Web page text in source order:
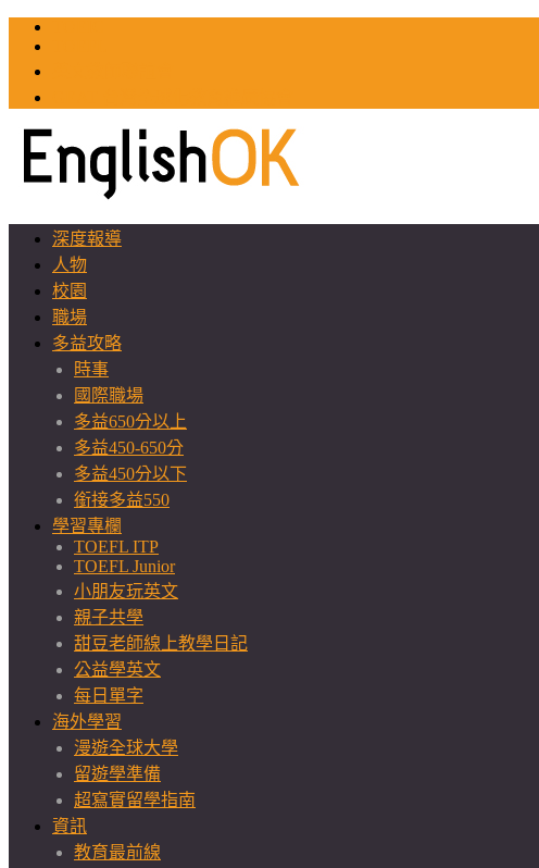
深度報導
人物
校園
職場
多益攻略
時事
國際職場
多益650分以上
多益450-650分
多益450分以下
銜接多益550
學習專欄
TOEFL ITP
TOEFL Junior
小朋友玩英文
親子共學
甜豆老師線上教學日記
公益學英文
每日單字
海外學習
漫遊全球大學
留遊學準備
超寫實留學指南
資訊
教育最前線